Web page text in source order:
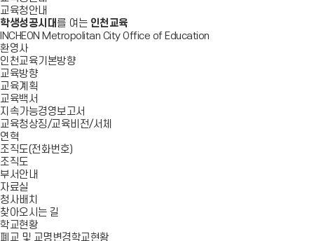
교육청안내
학생성공시대 를 여는 인천교육
INCHEON Metropolitan City Office of Education
환영사
인천교육기본방향
교육방향
교육계획
교육백서
지속가능경영보고서
교육청상징/교육비전/서체
연혁
조직도(전화번호)
조직도
부서안내
자료실
청사배치
찾아오시는 길
학교현황
폐교 및 교명변경학교현황